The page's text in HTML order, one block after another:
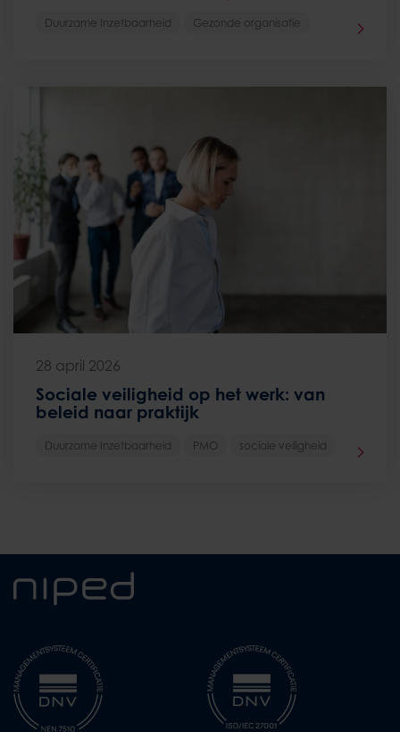
Duurzame Inzetbaarheid Gezonde organisatie
28 april 2026
Sociale veiligheid op het werk: van
beleid naar praktijk
Duurzame Inzetbaarheid PMO sociale veiligheid